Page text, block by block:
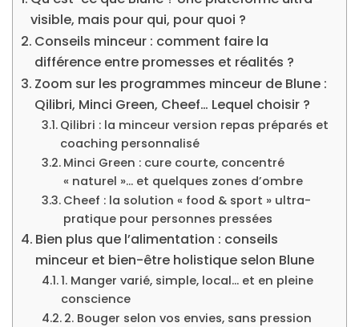
visible, mais pour qui, pour quoi ?
Conseils minceur : comment faire la
différence entre promesses et réalités ?
Zoom sur les programmes minceur de Blune :
Qilibri, Minci Green, Cheef… Lequel choisir ?
Qilibri : la minceur version repas préparés et
coaching personnalisé
Minci Green : cure courte, concentré
« naturel »… et quelques zones d’ombre
Cheef : la solution « food & sport » ultra-
pratique pour personnes pressées
Bien plus que l’alimentation : conseils
minceur et bien-être holistique selon Blune
1. Manger varié, simple, local… et en pleine
conscience
2. Bouger selon vos envies, sans pression